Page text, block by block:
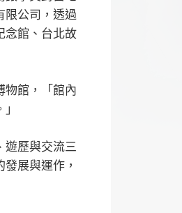
限公司，透過
念館、台北故
物館，「館內
遊歷與交流三
展與運作，